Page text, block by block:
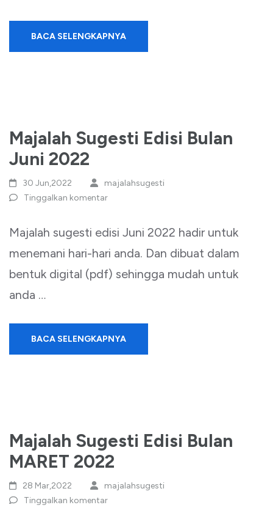
BACA SELENGKAPNYA
Majalah Sugesti Edisi Bulan
Juni 2022
30 Jun,2022
majalahsugesti
Tinggalkan komentar
Majalah sugesti edisi Juni 2022 hadir untuk
menemani hari-hari anda. Dan dibuat dalam
bentuk digital (pdf) sehingga mudah untuk
anda …
BACA SELENGKAPNYA
Majalah Sugesti Edisi Bulan
MARET 2022
28 Mar,2022
majalahsugesti
Tinggalkan komentar